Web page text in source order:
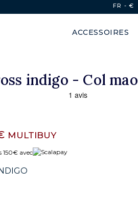
FR - €
ACCESSOIRES
indigo - Col mao
MULTIBUY
150€ avec